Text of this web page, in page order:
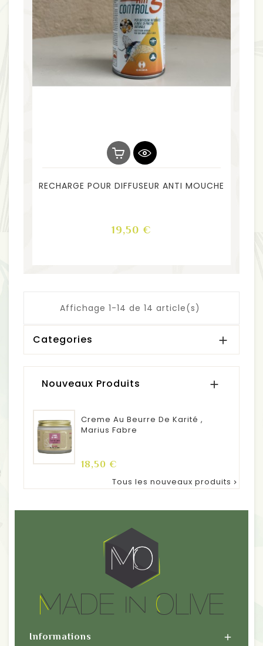
RECHARGE POUR DIFFUSEUR ANTI MOUCHE
19,50 €
Affichage 1-14 de 14 article(s)
Categories 
Nouveaux Produits 
Creme Au Beurre De Karité ,
Marius Fabre
18,50 €
Tous les nouveaux produits 
Informations 